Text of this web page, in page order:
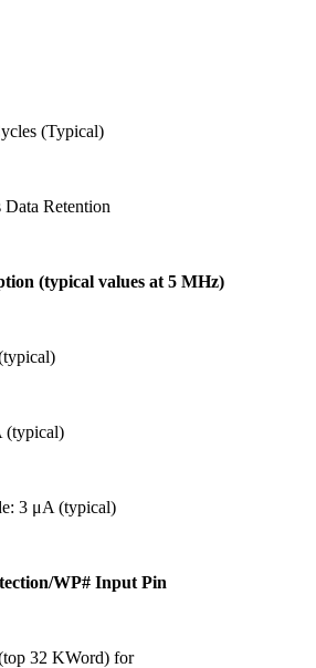
(Typical)
Data Retention
(typical values at 5 MHz)
(typical)
3 μA (typical)
WP# Input Pin
32 KWord) for